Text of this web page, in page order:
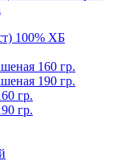
100% ХБ
160 гр.
190 гр.
гр.
гр.